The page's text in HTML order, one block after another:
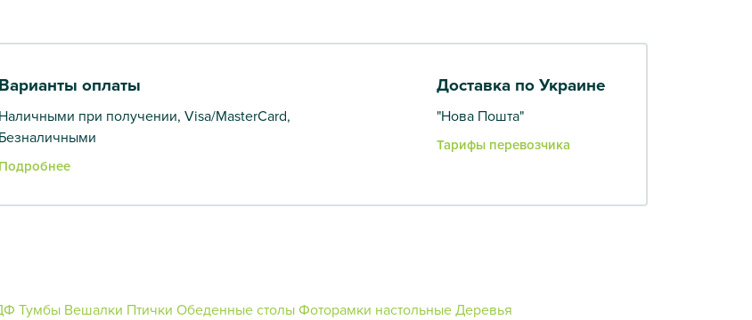
Варианты оплаты
Наличными при получении, Visa/MasterCard,
Безналичными
Подробнее
Доставка по Украине
"Нова Пошта"
Тарифы перевозчика
Тумбы Вешалки Птички Обеденные столыФоторамки настольныеДеревья